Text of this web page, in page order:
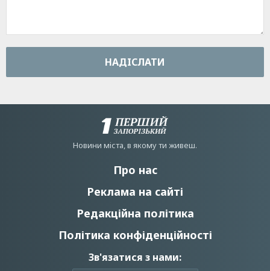
НАДIСЛАТИ
Новини мiста, в якому ти живеш.
Про нас
Реклама на сайті
Редакційна політика
Політика конфіденційності
Зв'язатися з нами: